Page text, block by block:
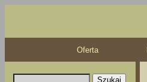
Oferta